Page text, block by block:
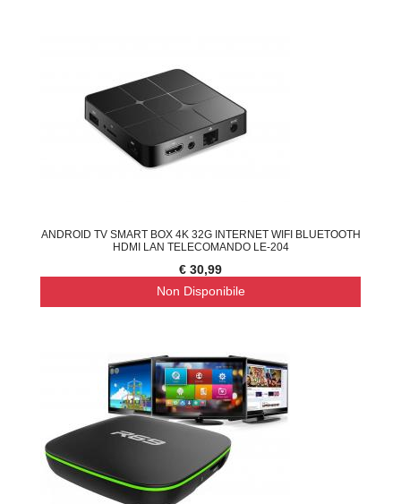
ANDROID TV SMART BOX 4K 32G INTERNET WIFI BLUETOOTH
HDMI LAN TELECOMANDO LE-204
€ 30,99
Non Disponibile